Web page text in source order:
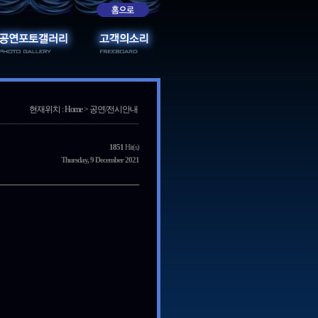
현재위치 : Home > 공연/전시안내
1851 Hit(s)
Thursday, 9 December 2021